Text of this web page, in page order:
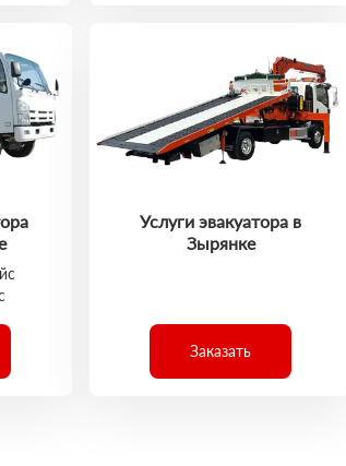
Услуги эвакуатора в
Зырянке
Заказать